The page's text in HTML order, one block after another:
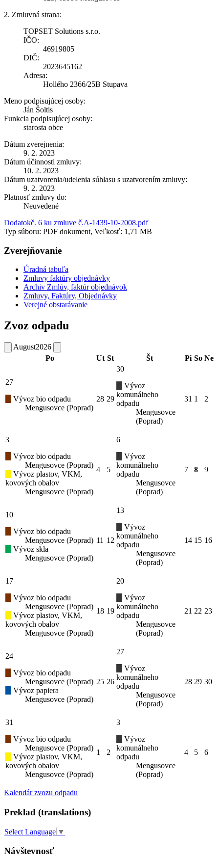
2. Zmluvná strana:
TOPSET Solutions s.r.o.
IČO:
46919805
DIČ:
2023645162
Adresa:
Hollého 2366/25B Stupava
Meno podpisujúcej osoby:
Ján Šoltis
Funkcia podpisujúcej osoby:
starosta obce
Dátum zverejnenia:
9. 2. 2023
Dátum účinnosti zmluvy:
10. 2. 2023
Dátum uzatvorenia/udelenia súhlasu s uzatvorením zmluvy:
9. 2. 2023
Platnosť zmluvy do:
Neuvedené
Dodatokč. 6 ku zmluve č.A-1439-10-2008.pdf
Typ súboru: PDF dokument, Veľkosť: 1,71 MB
Zverejňovanie
Úradná tabuľa
Zmluvy faktúry objednávky
Archiv Zmlúv, faktúr objednávok
Zmluvy, Faktúry, Objednávky
Verejné obstarávanie
Zvoz odpadu
August2026
Po
Ut St Št Pi So Ne
27
Vývoz bio odpadu
Mengusovce (Poprad)
28 29
30
Vývoz
komunálneho
odpadu
Mengusovce
(Poprad)
31 1 2
3
Vývoz bio odpadu
Mengusovce (Poprad)
Vývoz plastov, VKM,
kovových obalov
Mengusovce (Poprad)
4 5
6
Vývoz
komunálneho
odpadu
Mengusovce
(Poprad)
7 8 9
10
Vývoz bio odpadu
Mengusovce (Poprad)
Vývoz skla
Mengusovce (Poprad)
11 12
13
Vývoz
komunálneho
odpadu
Mengusovce
(Poprad)
14 15 16
17
Vývoz bio odpadu
Mengusovce (Poprad)
Vývoz plastov, VKM,
kovových obalov
Mengusovce (Poprad)
18 19
20
Vývoz
komunálneho
odpadu
Mengusovce
(Poprad)
21 22 23
24
Vývoz bio odpadu
Mengusovce (Poprad)
Vývoz papiera
Mengusovce (Poprad)
25 26
27
Vývoz
komunálneho
odpadu
Mengusovce
(Poprad)
28 29 30
31
Vývoz bio odpadu
Mengusovce (Poprad)
Vývoz plastov, VKM,
kovových obalov
Mengusovce (Poprad)
1 2
3
Vývoz
komunálneho
odpadu
Mengusovce
(Poprad)
4 5 6
Kalendár zvozu odpadu
Preklad (translations)
Select Language ▼
Návštevnosť